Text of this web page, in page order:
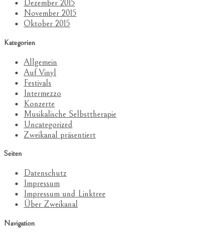
Dezember 2015
November 2015
Oktober 2015
Kategorien
Allgemein
Auf Vinyl
Festivals
Intermezzo
Konzerte
Musikalische Selbsttherapie
Uncategorized
Zweikanal präsentiert
Seiten
Datenschutz
Impressum
Impressum und Linktree
Über Zweikanal
Navigation